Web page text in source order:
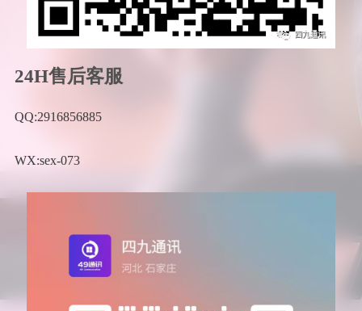
24H售后客服
QQ:2916856885
WX:sex-073